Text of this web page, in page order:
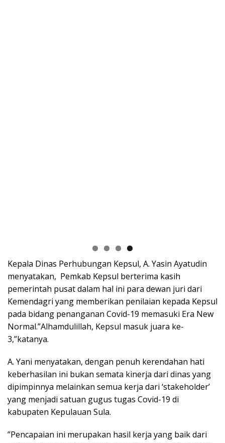
Kepala Dinas Perhubungan Kepsul, A. Yasin Ayatudin
menyatakan, Pemkab Kepsul berterima kasih
pemerintah pusat dalam hal ini para dewan juri dari
Kemendagri yang memberikan penilaian kepada Kepsul
pada bidang penanganan Covid-19 memasuki Era New
Normal.”Alhamdulillah, Kepsul masuk juara ke-
3,”katanya.
A. Yani menyatakan, dengan penuh kerendahan hati
keberhasilan ini bukan semata kinerja dari dinas yang
dipimpinnya melainkan semua kerja dari ‘stakeholder’
yang menjadi satuan gugus tugas Covid-19 di
kabupaten Kepulauan Sula.
”Pencapaian ini merupakan hasil kerja yang baik dari